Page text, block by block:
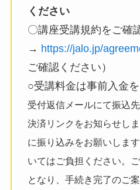
ください
〇講座受講規約をご確
→ https://jalo.jp/
ご確認ください）
○受講料金は事前入金
受付返信メールにて振込
決済リンクをお知らせし
に振り込みをお願いしま
いてはご負担ください。
となり、手続き完了のご